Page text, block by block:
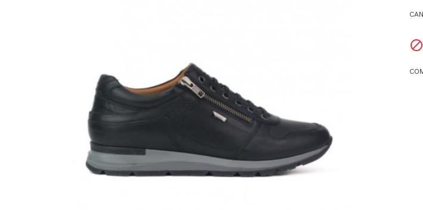
Le Carre
Michael
Neosens
Polo Ralph Lauren
Ralph Lauren
Sison
Timberland
